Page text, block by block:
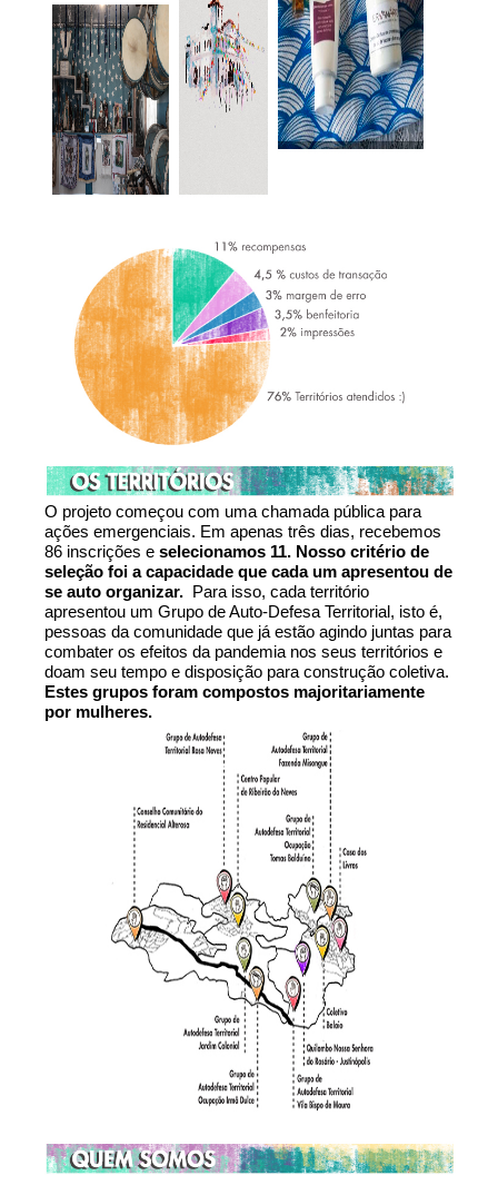
O projeto começou com uma chamada pública para
ações emergenciais. Em apenas três dias, recebemos
86 inscrições e selecionamos 11. Nosso critério de
seleção foi a capacidade que cada um apresentou de
se auto organizar.
Para isso, cada território
apresentou um Grupo de Auto-Defesa Territorial, isto é,
pessoas da comunidade que já estão agindo juntas para
combater os efeitos da pandemia nos seus territórios e
Estes grupos foram compostos majoritariamente
por mulheres.